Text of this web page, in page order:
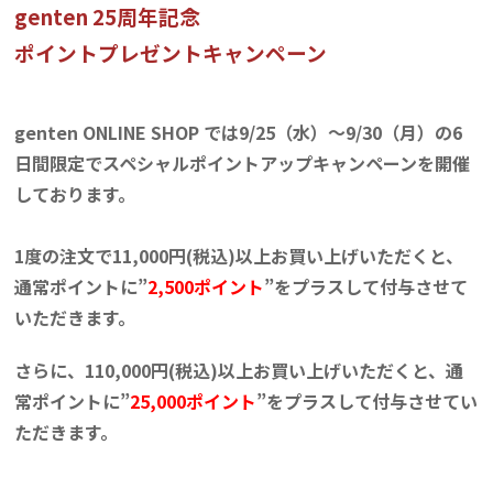
genten 25周年記念
ポイントプレゼントキャンペーン
genten ONLINE SHOP では9/25（水）～9/30（月）の6
日間限定でスペシャルポイントアップキャンペーンを開催
しております。
1度の注文で11,000円(税込)以上お買い上げいただくと、
通常ポイントに”2,500ポイント”をプラスして付与させて
いただきます。
さらに、110,000円(税込)以上お買い上げいただくと、通
常ポイントに”25,000ポイント”をプラスして付与させてい
ただきます。